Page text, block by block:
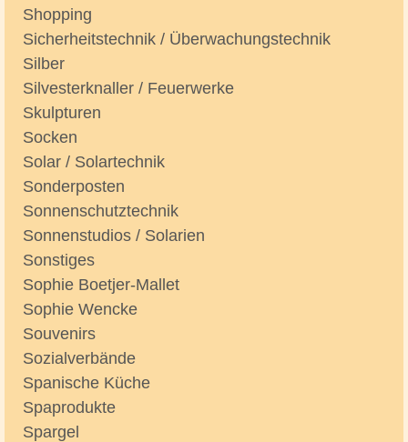
Shopping
Sicherheitstechnik / Überwachungstechnik
Silber
Silvesterknaller / Feuerwerke
Skulpturen
Socken
Solar / Solartechnik
Sonderposten
Sonnenschutztechnik
Sonnenstudios / Solarien
Sonstiges
Sophie Boetjer-Mallet
Sophie Wencke
Souvenirs
Sozialverbände
Spanische Küche
Spaprodukte
Spargel